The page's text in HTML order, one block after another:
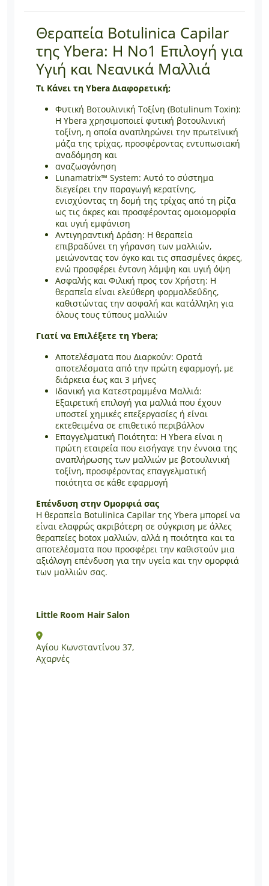
Θεραπεία Botulinica Capilar
της Ybera: Η Νο1 Επιλογή για
Υγιή και Νεανικά Μαλλιά
Τι Κάνει τη Ybera Διαφορετική;
Φυτική Βοτουλινική Τοξίνη (Botulinum Toxin):
Η Ybera χρησιμοποιεί φυτική βοτουλινική
τοξίνη, η οποία αναπληρώνει την πρωτεϊνική
μάζα της τρίχας, προσφέροντας εντυπωσιακή
αναδόμηση και
αναζωογόνηση
Lunamatrix™ System: Αυτό το σύστημα
διεγείρει την παραγωγή κερατίνης,
ενισχύοντας τη δομή της τρίχας από τη ρίζα
ως τις άκρες και προσφέροντας ομοιομορφία
και υγιή εμφάνιση
Αντιγηραντική Δράση: Η θεραπεία
επιβραδύνει τη γήρανση των μαλλιών,
μειώνοντας τον όγκο και τις σπασμένες άκρες,
ενώ προσφέρει έντονη λάμψη και υγιή όψη
Ασφαλής και Φιλική προς τον Χρήστη: Η
θεραπεία είναι ελεύθερη φορμαλδεΰδης,
καθιστώντας την ασφαλή και κατάλληλη για
όλους τους τύπους μαλλιών
Γιατί να Επιλέξετε τη Ybera;
Αποτελέσματα που Διαρκούν: Ορατά
αποτελέσματα από την πρώτη εφαρμογή, με
διάρκεια έως και 3 μήνες
Ιδανική για Κατεστραμμένα Μαλλιά:
Εξαιρετική επιλογή για μαλλιά που έχουν
υποστεί χημικές επεξεργασίες ή είναι
εκτεθειμένα σε επιθετικό περιβάλλον
Επαγγελματική Ποιότητα: Η Ybera είναι η
πρώτη εταιρεία που εισήγαγε την έννοια της
αναπλήρωσης των μαλλιών με βοτουλινική
τοξίνη, προσφέροντας επαγγελματική
ποιότητα σε κάθε εφαρμογή
Επένδυση στην Ομορφιά σας
Η θεραπεία Botulinica Capilar της Ybera μπορεί να
είναι ελαφρώς ακριβότερη σε σύγκριση με άλλες
θεραπείες botox μαλλιών, αλλά η ποιότητα και τα
αποτελέσματα που προσφέρει την καθιστούν μια
αξιόλογη επένδυση για την υγεία και την ομορφιά
των μαλλιών σας.
Little Room Hair Salon
Αγίου Κωνσταντίνου 37,
Αχαρνές